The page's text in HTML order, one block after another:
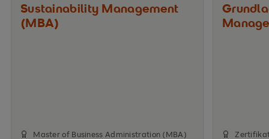
Sustainability Management
(MBA)
Master of Business Administration (MBA)